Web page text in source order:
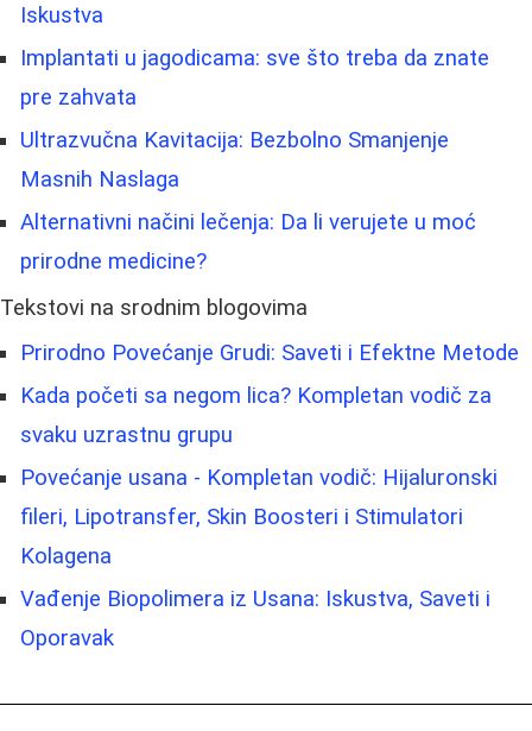
Iskustva
Implantati u jagodicama: sve što treba da znate
pre zahvata
Ultrazvučna Kavitacija: Bezbolno Smanjenje
Masnih Naslaga
Alternativni načini lečenja: Da li verujete u moć
prirodne medicine?
Tekstovi na srodnim blogovima
Prirodno Povećanje Grudi: Saveti i Efektne Metode
Kada početi sa negom lica? Kompletan vodič za
svaku uzrastnu grupu
Povećanje usana - Kompletan vodič: Hijaluronski
fileri, Lipotransfer, Skin Boosteri i Stimulatori
Kolagena
Vađenje Biopolimera iz Usana: Iskustva, Saveti i
Oporavak